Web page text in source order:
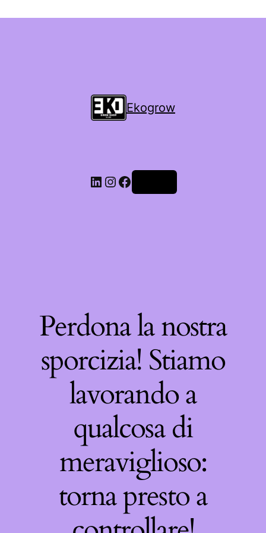
Ekogrow
Perdona la nostra
sporcizia! Stiamo
lavorando a
qualcosa di
meraviglioso:
torna presto a